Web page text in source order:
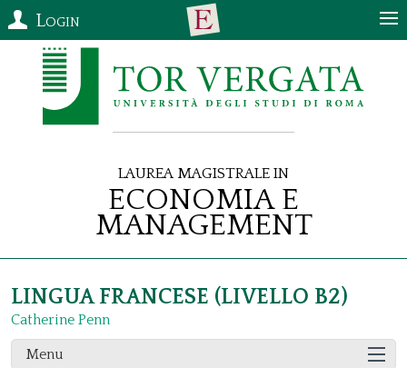
Login
Laurea Magistrale in
Economia e
Management
LINGUA FRANCESE (LIVELLO B2)
Catherine Penn
Menu